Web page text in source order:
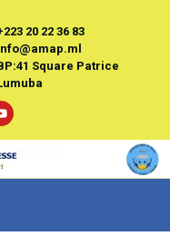
20 22 36 83
Square Patrice